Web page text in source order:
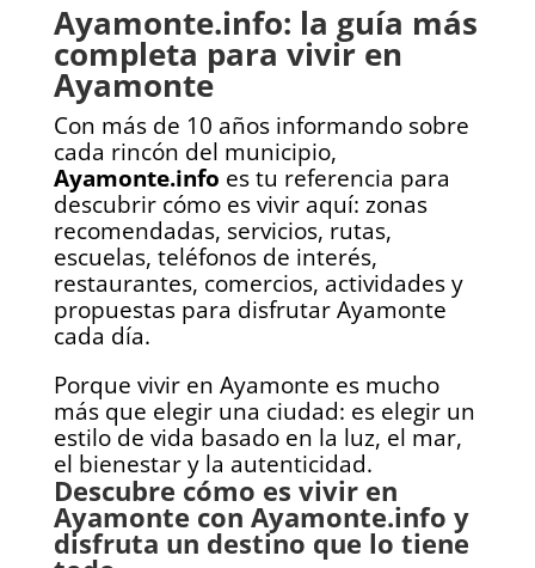
Ayamonte.info: la guía más
completa para vivir en
Ayamonte
Con más de 10 años informando sobre
cada rincón del municipio,
Ayamonte.info es tu referencia para
descubrir cómo es vivir aquí: zonas
recomendadas, servicios, rutas,
escuelas, teléfonos de interés,
restaurantes, comercios, actividades y
propuestas para disfrutar Ayamonte
cada día.
Porque vivir en Ayamonte es mucho
más que elegir una ciudad: es elegir un
estilo de vida basado en la luz, el mar,
el bienestar y la autenticidad.
Descubre cómo es vivir en
Ayamonte con Ayamonte.info y
disfruta un destino que lo tiene